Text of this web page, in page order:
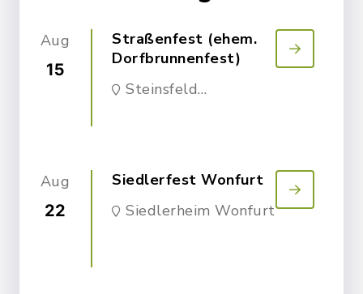
Aug
15
Straßenfest (ehem.
Dorfbrunnenfest)
Aug
22
Siedlerfest Wonfurt
Siedlerheim Wonfurt